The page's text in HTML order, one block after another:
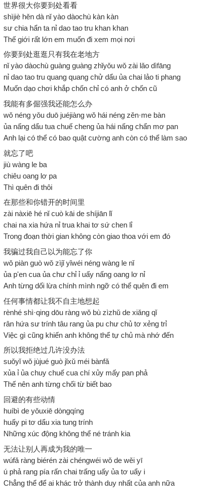
世界很大你要到处看看
shìjiè hěn dà nǐ yào dàochù kàn kàn
sư chia hẩn ta nỉ dao tao tru khan khan
Thế giới rất lớn em muốn đi xem mọi nơi
你要到处逛逛只有我在老地方
nǐ yào dàochù guàng guàng zhǐyǒu wǒ zài lǎo dìfāng
nỉ dao tao tru quang quang chử dẩu ủa chai lảo ti phang
Muốn dạo chơi khắp chốn chỉ có anh ở chốn cũ
我能有多倔强我还能怎么办
wǒ néng yǒu duō juéjiàng wǒ hái néng zěn·me bàn
ủa nấng dẩu tua chuế cheng ủa hái nấng chẩn mơ pan
Anh lại có thể có bao quật cường anh còn có thể làm sao
就忘了吧
jiù wàng le ba
chiêu oang lơ pa
Thì quên đi thôi
在那些和你错开的时间里
zài nàxiē hé nǐ cuò kāi de shíjiān lǐ
chai na xia hứa nỉ trua khai tơ sứ chen lỉ
Trong đoạn thời gian không còn giao thoa với em đó
我骗过我自己以为能忘了你
wǒ piàn guò wǒ zìjǐ yǐwéi néng wàng le nǐ
ủa p'en cua ủa chư chỉ ỉ uấy nấng oang lơ nỉ
Anh từng dối lừa chính mình ngỡ có thể quên đi em
任何事情都让我不自主地想起
rènhé shì·qing dōu ràng wǒ bù zìzhǔ de xiǎng qǐ
rân hứa sư trính tâu rang ủa pu chư chủ tơ xẻng trỉ
Việc gì cũng khiến anh không thể tự chủ mà nhớ đến
所以我拒绝过几许没办法
suǒyǐ wǒ jùjué guò jǐxǔ méi bànfǎ
xủa ỉ ủa chuy chuế cua chí xủy mấy pan phả
Thế nên anh từng chối từ biết bao
回避的有些动情
huíbì de yǒuxiē dòngqíng
huấy pi tơ dẩu xia tung trính
Những xúc động không thể né tránh kia
无法让别人再成为我的唯一
wúfǎ ràng biérén zài chéngwéi wǒ de wěi yī
ú phả rang pía rấn chai trấng uấy ủa tơ uẩy i
Chẳng thể để ai khác trở thành duy nhất của anh nữa